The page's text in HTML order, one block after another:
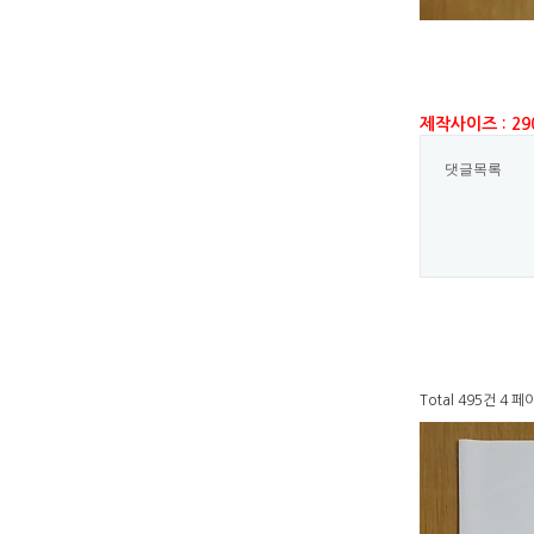
제작사이즈 :
댓글목록
Total 495건 4 페